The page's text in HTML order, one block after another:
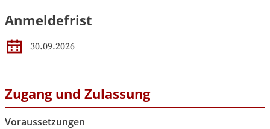
Anmeldefrist
30.09.2026
Zugang und Zulassung
Voraussetzungen